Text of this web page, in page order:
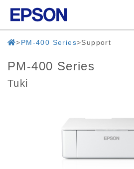
PM-400 Series Support
PM-400 Series
Tuki